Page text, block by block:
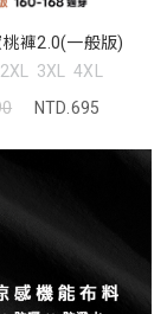
褲2.0(一般版)
2XL 3XL 4XL
NTD.695